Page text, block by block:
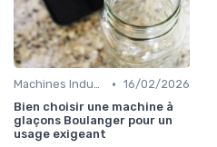
Machines Industrielles • 16/02/2026
Bien choisir une machine à
glaçons Boulanger pour un
usage exigeant